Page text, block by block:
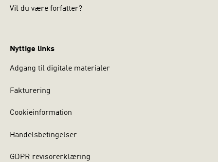
Vil du være forfatter?
Nyttige links
Adgang til digitale materialer
Fakturering
Cookieinformation
Handelsbetingelser
GDPR revisorerklæring